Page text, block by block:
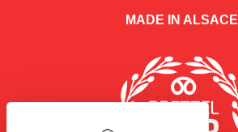
MADE IN ALSACE